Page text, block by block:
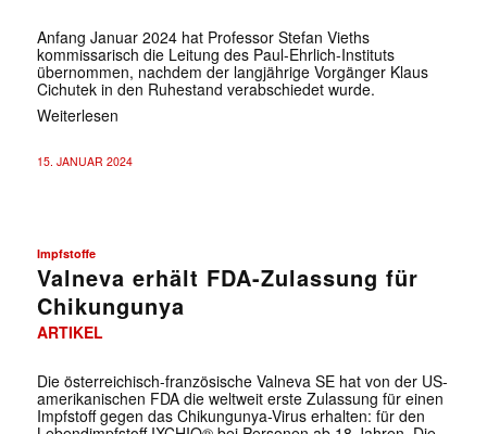
Anfang Januar 2024 hat Professor Stefan Vieths
kommissarisch die Leitung des Paul-Ehrlich-Instituts
übernommen, nachdem der langjährige Vorgänger Klaus
Cichutek in den Ruhestand verabschiedet wurde.
Weiterlesen
15. JANUAR 2024
Impfstoffe
Valneva erhält FDA-Zulassung für
Chikungunya
ARTIKEL
Die österreichisch-französische Valneva SE hat von der US-
amerikanischen FDA die weltweit erste Zulassung für einen
Impfstoff gegen das Chikungunya-Virus erhalten: für den